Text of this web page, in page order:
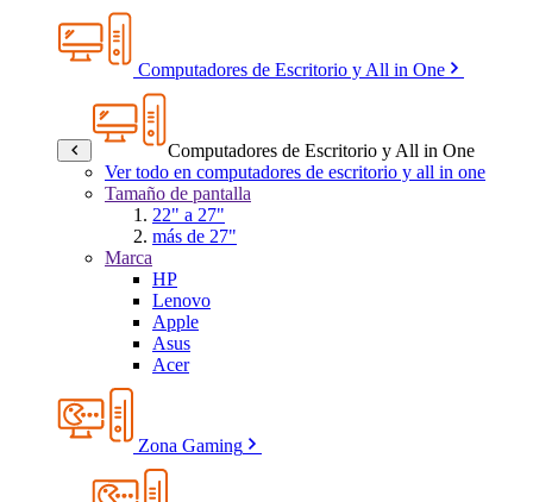
Computadores de Escritorio y All in One
Computadores de Escritorio y All in One
Ver todo en computadores de escritorio y all in one
Tamaño de pantalla
22" a 27"
más de 27"
Marca
HP
Lenovo
Apple
Asus
Acer
Zona Gaming